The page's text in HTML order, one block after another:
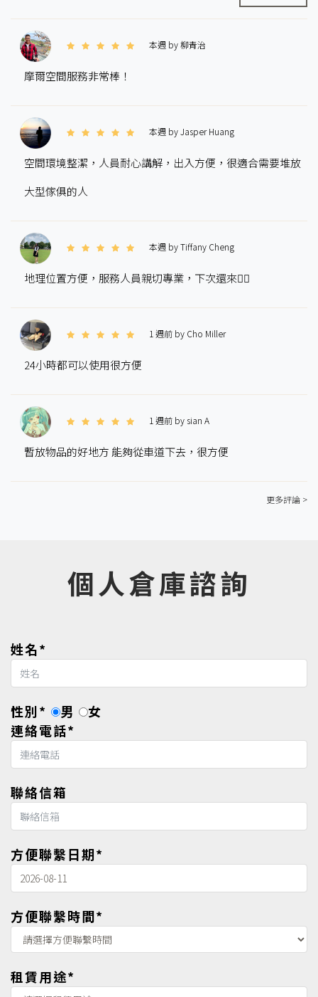
本週 by 柳青治
摩爾空間服務非常棒！
本週 by Jasper Huang
空間環境整潔，人員耐心講解，出入方便，很適合需要堆放
大型傢俱的人
本週 by Tiffany Cheng
地理位置方便，服務人員親切專業，下次還來👌🏻
1 週前 by Cho Miller
24小時都可以使用很方便
1 週前 by sian A
暫放物品的好地方 能夠從車道下去，很方便
更多評論 >
個人倉庫諮詢
姓名*
性別* 男
女
連絡電話*
聯絡信箱
方便聯繫日期*
方便聯繫時間*
租賃用途*